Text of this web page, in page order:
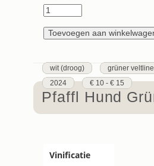
wit (droog) grüner
2024
€ 10 - € 15
Pfaffl Hund
Vinificatie